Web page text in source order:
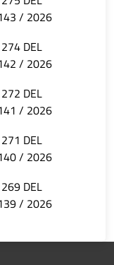
/ 2026
DEL
/ 2026
DEL
/ 2026
DEL
/ 2026
DEL
/ 2026